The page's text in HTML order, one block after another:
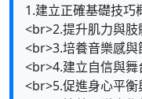
1.建立正確基礎技巧
<br>2.提升肌力與肢
<br>3.培養音樂感與
<br>4.建立自信與舞
<br>5.促進身心平衡